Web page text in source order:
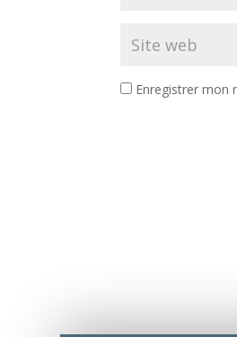
Enregistrer mon